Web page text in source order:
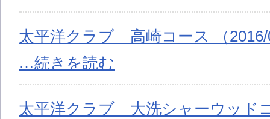
太平洋クラブ 高崎コース （2016/
…続きを読む
太平洋クラブ 大洗シャーウッド